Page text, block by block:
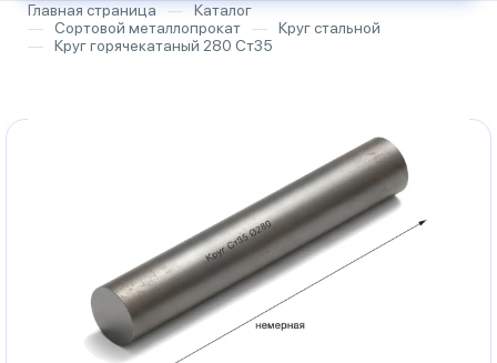
Главная страница —
Каталог
—
Сортовой металлопрокат —
Круг стальной
—
Круг горячекатаный 280 Ст35